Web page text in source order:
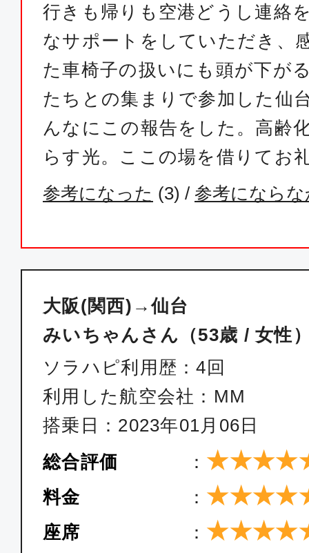
行きも帰りも空港どうし連絡
なサポートをしていただき、
た車椅子の扱いにも頭が下が
たちとの集まりで参加した仙
んなにこの報告をした。高齢
らす光。ここの場を借りてお
参考になった (3) / 参考になら
大阪(関西)→仙台
みいちゃんさん（53歳 / 女性
ソラハピ利用歴：4回
利用した航空会社：MM
搭乗日：2023年01月06日
総合評価
：
料金 ：
座席 ：